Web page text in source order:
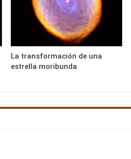
La transformación de una
estrella moribunda